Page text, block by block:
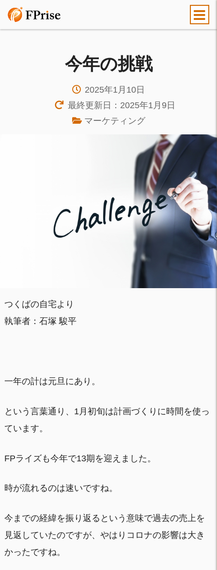
今年の挑戦
2025年1月10日
最終更新日：2025年1月9日
マーケティング
つくばの自宅より
執筆者：石塚 駿平
一年の計は元旦にあり。
という言葉通り、1月初旬は計画づくりに時間を使っ
ています。
FPライズも今年で13期を迎えました。
時が流れるのは速いですね。
今までの経緯を振り返るという意味で過去の売上を
見返していたのですが、やはりコロナの影響は大き
かったですね。